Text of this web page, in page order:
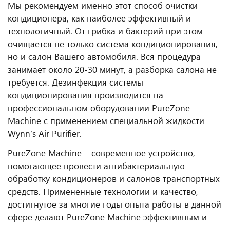
Мы рекомендуем именно этот способ очистки
кондиционера, как наиболее эффективный и
технологичный. От грибка и бактерий при этом
очищается не только система кондиционирования,
но и салон Вашего автомобиля. Вся процедура
занимает около 20-30 минут, а разборка салона не
требуется. Дезинфекция системы
кондиционирования производится на
профессиональном оборудовании PureZone
Machine с применением специальной жидкости
Wynn’s Air Purifier.
PureZone Machine – современное устройство,
помогающее провести антибактериальную
обработку кондиционеров и салонов транспортных
средств. Примененные технологии и качество,
достигнутое за многие годы опыта работы в данной
сфере делают PureZone Machine эффективным и